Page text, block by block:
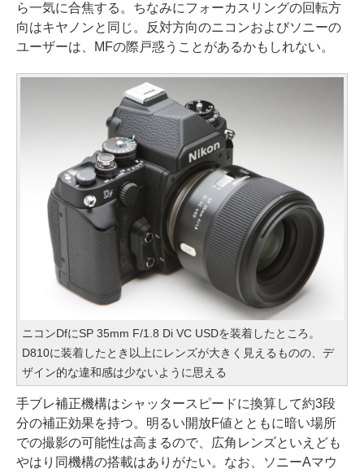
ら一気に合焦する。ちなみにフォーカスリングの回転方
向はキヤノンと同じ。反対方向のニコンおよびソニーの
ユーザーは、MFの際戸惑うことがあるかもしれない。
ニコンDfにSP 35mm F/1.8 Di VC USDを装着したところ。
D810に装着したとき以上にレンズが大きく見えるものの、デ
ザイン的な違和感は少ないように思える
手ブレ補正機構はシャッタースピードに換算して約3段
分の補正効果を持つ。明るい開放F値とともに暗い場所
での撮影の可能性は高まるので、広角レンズといえども
やはり同機構の搭載はありがたい。なお、ソニーAマウ